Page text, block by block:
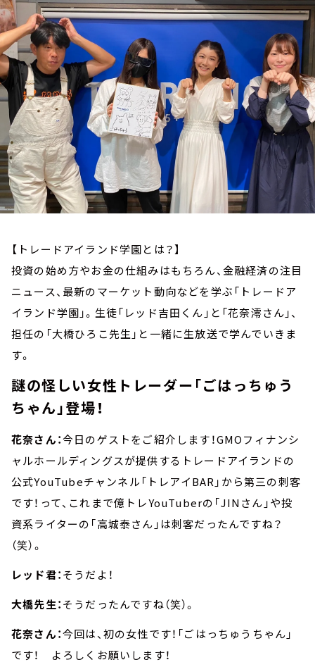
お知らせ
イベント・グッズ
YouTube
会社情報
【トレードアイランド学園とは？】
投資の始め方やお金の仕組みはもちろん、金融経済の注目
ニュース、最新のマーケット動向などを学ぶ「トレードア
イランド学園」。生徒「レッド吉田くん」と「花奈澪さん」、
担任の「大橋ひろこ先生」と一緒に生放送で学んでいきま
す。
謎の怪しい女性トレーダー「ごはっちゅう
ちゃん」登場！
花奈さん：今日のゲストをご紹介します！GMOフィナンシ
ャルホールディングスが提供するトレードアイランドの
公式YouTubeチャンネル「トレアイBAR」から第三の刺客
です！って、これまで億トレYouTuberの「JINさん」や投
資系ライターの「高城泰さん」は刺客だったんですね？
（笑）。
レッド君：そうだよ！
大橋先生：そうだったんですね（笑）。
花奈さん：今回は、初の女性です！「ごはっちゅうちゃん」
です！ よろしくお願いします！